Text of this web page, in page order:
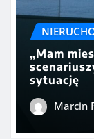
„Mam
sytuację
Marcin